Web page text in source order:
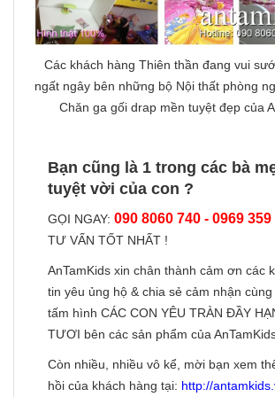
Các khách hàng Thiên thần đang vui
ngất ngây bên những bộ Nội thất phòng
Chăn ga gối drap mền tuyệt đẹp của
Bạn cũng là 1 trong các bà
tuyệt vời của con ?
GỌI NGAY: 090 8060 740 - 0969 359
TƯ VẤN TỐT NHẤT !
AnTamKids xin chân thành cảm ơn các
tin yêu ủng hộ & chia sẻ cảm nhận
tấm hình CÁC CON YÊU TRÀN ĐẦY
TƯƠI bên các sản phẩm của
Còn nhiều, nhiều vô kể, mời bạn xem
hồi của khách hàng tại: http://